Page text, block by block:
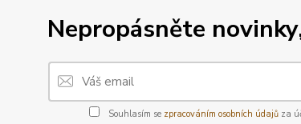
Nepropásněte
Souhlasím se zpracováním osobních údajůza